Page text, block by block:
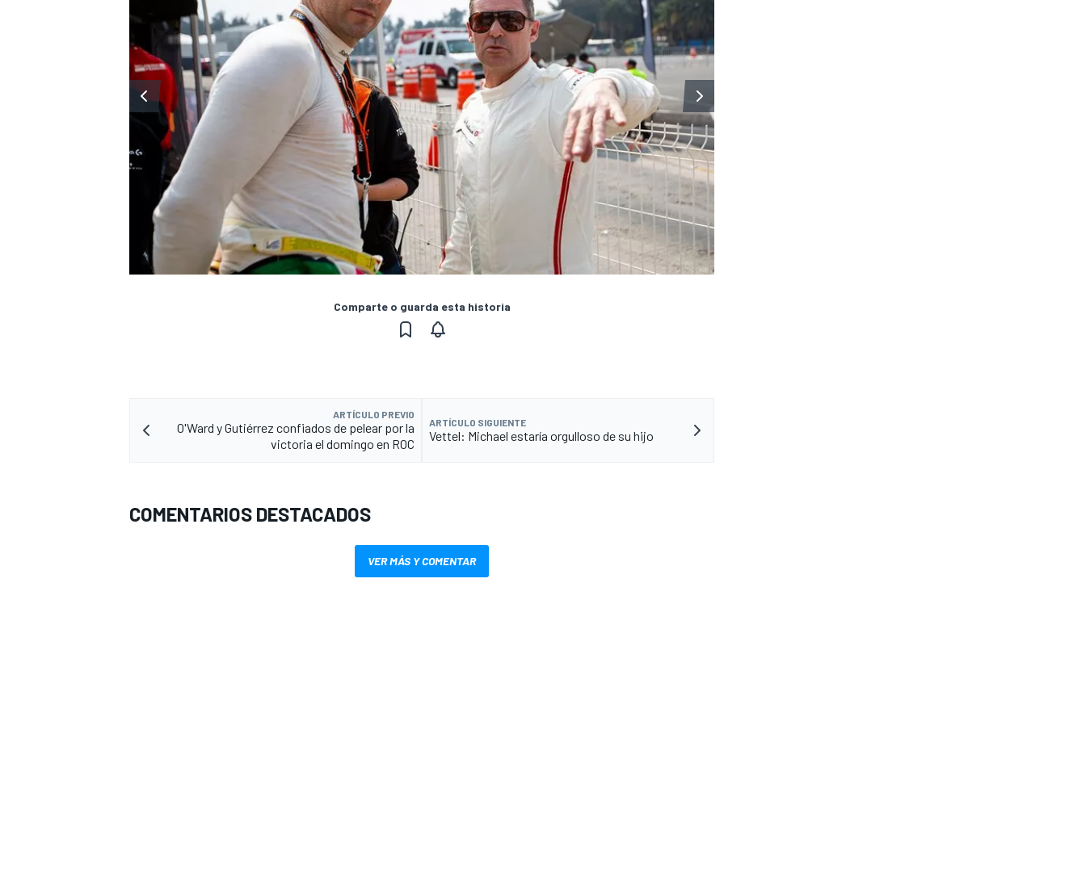
MÁS CATEGORÍAS
Comparte o guarda esta historia
ARTÍCULO PREVIO
O'Ward y Gutiérrez confiados de pelear por la
victoria el domingo en ROC
ARTÍCULO SIGUIENTE
Vettel: Michael estaría orgulloso de su hijo
COMENTARIOS DESTACADOS
VER MÁS Y COMENTAR